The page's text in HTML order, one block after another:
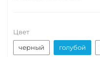
Цвет
черный
голубой